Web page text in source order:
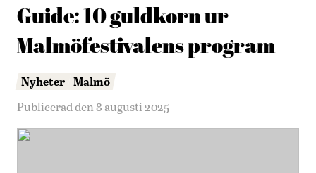
Guide: 10 guldkorn ur
Malmöfestivalens program
Nyheter Malmö
Publicerad den 8 augusti 2025